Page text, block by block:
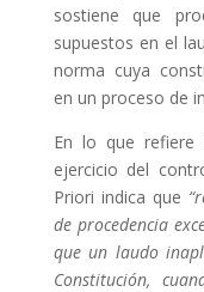
sostiene que
supuestos en el
norma cuya
en un proceso de
En lo que refiere
ejercicio del
Priori indica que “
de procedencia
que un laudo
Constitución,